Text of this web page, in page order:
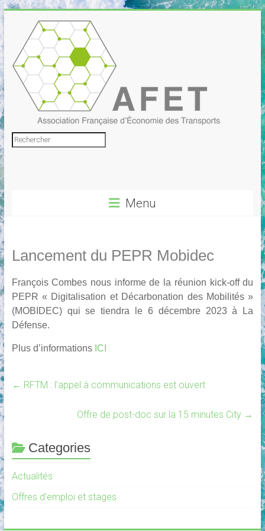
Skip
to
content
Association
Menu
Lancement du PEPR Mobidec
François Combes nous informe de la réunion kick-off du
PEPR « Digitalisation et Décarbonation des Mobilités »
(MOBIDEC) qui se tiendra le 6 décembre 2023à La
Défense.
Plus d’informations ICI
← RFTM : l’appel à communications est ouvert
Offre de post-doc sur la 15 minutes City →
Categories
Actualités
Offres d’emploi et stages